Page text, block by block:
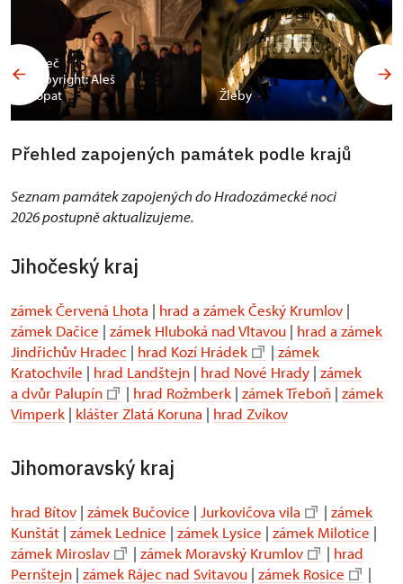
Valeč
Copyright: Aleš
Vopat
Žleby
Přehled zapojených památek podle krajů
Seznam památek zapojených do Hradozámecké noci
2026 postupně aktualizujeme.
Jihočeský kraj
zámek Červená Lhota | hrad a zámek Český Krumlov |
zámek Dačice | zámek Hluboká nad Vltavou | hrad a zámek
Jindřichův Hradec | hrad Kozí Hrádek | zámek
Kratochvíle | hrad Landštejn | hrad Nové Hrady | zámek
a dvůr Palupín
| hrad Rožmberk | zámek Třeboň | zámek
Vimperk | klášter Zlatá Koruna | hrad Zvíkov
Jihomoravský kraj
hrad Bítov | zámek Bučovice | Jurkovičova vila | zámek
Kunštát | zámek Lednice | zámek Lysice | zámek Milotice |
zámek Miroslav
| zámek Moravský Krumlov | hrad
Pernštejn | zámek Rájec nad Svitavou | zámek Rosice |